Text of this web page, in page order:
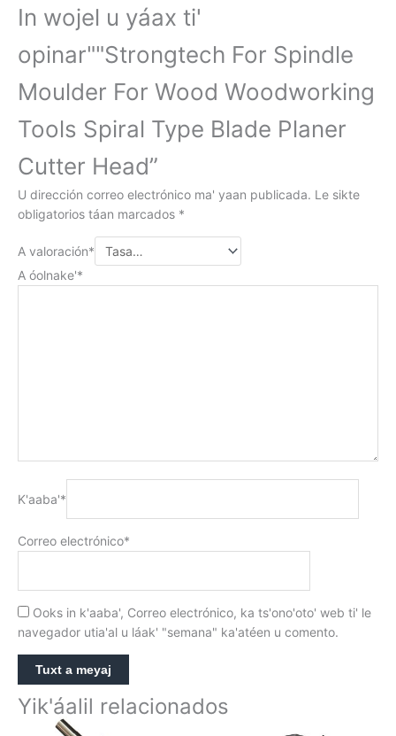
In wojel u yáax ti'
opinar""Strongtech For Spindle
Moulder For Wood Woodworking
Tools Spiral Type Blade Planer
Cutter Head”
U dirección correo electrónico ma' yaan publicada. Le sikte
obligatorios táan marcados *
A valoración*
A óolnake'*
K'aaba'*
Correo electrónico*
Ooks in k'aaba', Correo electrónico, ka ts'ono'oto' web ti' le
navegador utia'al u láak' "semana" ka'atéen u comento.
Yik'áalil relacionados